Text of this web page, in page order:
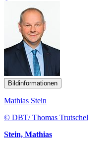
Bildinformationen
Mathias Stein
© DBT/ Thomas Trutschel
Stein, Mathias